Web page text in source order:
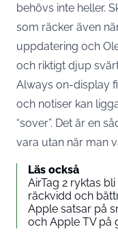
behövs inte heller.
som räcker även
uppdatering och
och riktigt djup
Always on-display
och notiser kan
“sover”. Det är en
vara utan när man
Läs också
AirTag 2 ryktas
räckvidd och
Apple satsar på
och Apple TV på